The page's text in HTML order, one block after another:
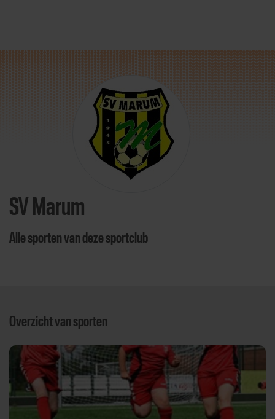
Direct door naar content
SV Marum
Alle sporten van deze sportclub
Overzicht van sporten